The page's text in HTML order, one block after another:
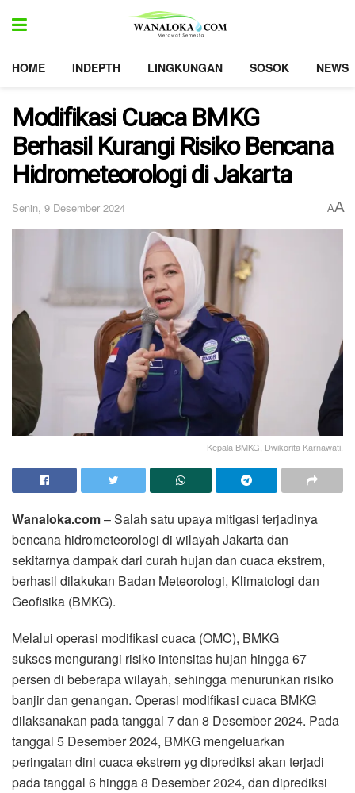
HOME INDEPTH LINGKUNGAN SOSOK NEWS
Modifikasi Cuaca BMKG
Berhasil Kurangi Risiko Bencana
Hidrometeorologi di Jakarta
Senin, 9 Desember 2024 AA
Kepala BMKG, Dwikorita Karnawati.
Wanaloka.com– Salah satu upaya mitigasi terjadinya
bencana hidrometeorologi di wilayah Jakarta dan
sekitarnya dampak dari curah hujan dan cuaca ekstrem,
berhasil dilakukan Badan Meteorologi, Klimatologi dan
Geofisika (BMKG).
Melalui operasi modifikasi cuaca (OMC), BMKG
sukses mengurangi risiko intensitas hujan hingga 67
persen di beberapa wilayah, sehingga menurunkan risiko
banjir dan genangan. Operasi modifikasi cuaca BMKG
dilaksanakan pada tanggal 7 dan 8 Desember 2024. Pada
tanggal 5 Desember 2024, BMKG mengeluarkan
peringatan dini cuaca ekstrem yg diprediksi akan terjadi
pada tanggal 6 hingga 8 Desember 2024, dan diprediksi